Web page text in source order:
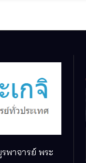
พาจารย์ พระ